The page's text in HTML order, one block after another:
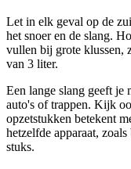
Let in elk geval op de
het snoer en de slang.
vullen bij grote klussen,
van 3 liter.
Een lange slang geeft
auto's of trappen. Kijk
opzetstukken betekent
hetzelfde apparaat,
stuks.